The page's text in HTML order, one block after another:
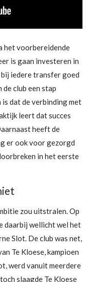
het voorbereidende
is gaan investeren in
iedere transfer goed
club een stap
dat de verbinding met
leert dat succes
heeft de
er ook voor gezorgd
in het eerste
zou uitstralen. Op
daarbij wellicht wel het
Slot. De club was net,
Te Kloese, kampioen
werd vanuit meerdere
slaagde Te Kloese